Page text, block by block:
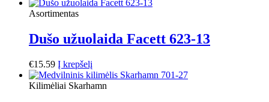
Asortimentas
Dušo užuolaida Facett 623-13
€15.59 Į krepšelį
Kilimėliai Skarhamn